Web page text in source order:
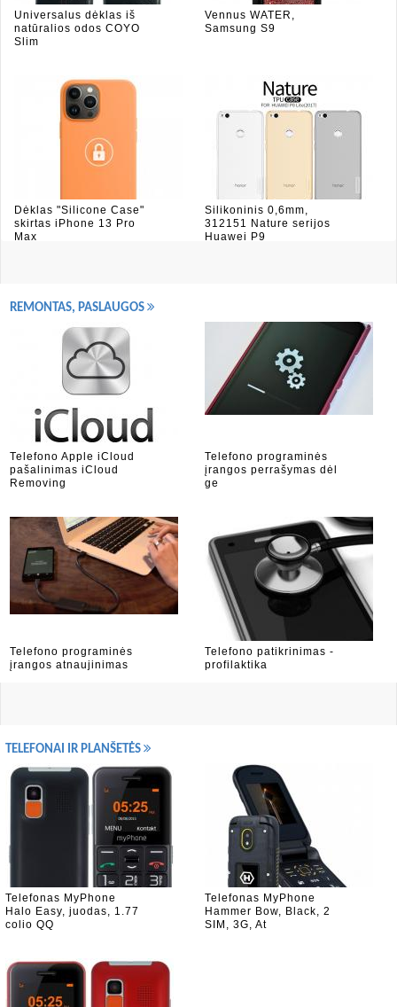
Universalus dėklas iš
natūralios odos COYO
Slim
Vennus WATER,
Samsung S9
Dėklas "Silicone Case"
skirtas iPhone 13 Pro
Max
Silikoninis 0,6mm,
312151 Nature serijos
Huawei P9
REMONTAS, PASLAUGOS
Telefono Apple iCloud
pašalinimas iCloud
Removing
Telefono programinės
įrangos perrašymas dėl
ge
Telefono programinės
įrangos atnaujinimas
Telefono patikrinimas -
profilaktika
TELEFONAI IR PLANŠETĖS
Telefonas MyPhone
Halo Easy, juodas, 1.77
colio QQ
Telefonas MyPhone
Hammer Bow, Black, 2
SIM, 3G, At